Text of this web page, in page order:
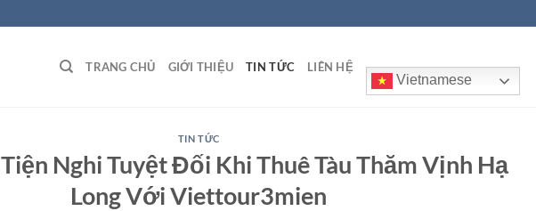
TRANG CHỦ GIỚI THIỆU TIN TỨC LIÊN HỆ
Vietnamese
TIN TỨC
Nghi Tuyệt Đối Khi Thuê Tàu Thăm Vịnh Hạ
Long Với Viettour3mien